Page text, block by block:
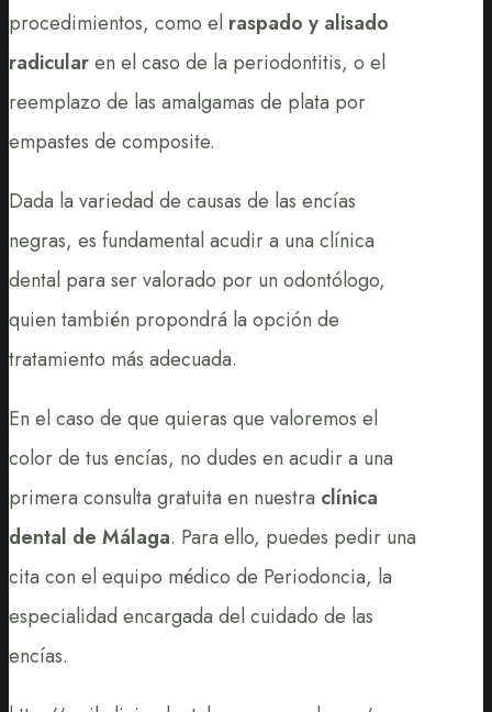
procedimientos, como el raspado y alisado
radicularen el caso de la periodontitis, o el
reemplazo de las amalgamas de plata por
empastes de composite.
Dada la variedad de causas de las encías
negras, es fundamental acudir a una clínica
dental para ser valorado por un odontólogo,
quien también propondrá la opción de
tratamiento más adecuada.
En el caso de que quieras que valoremos el
color de tus encías, no dudes en acudir a una
primera consulta gratuita en nuestra clínica
dental de Málaga. Para ello, puedes pedir una
cita con el equipo médico de Periodoncia, la
especialidad encargada del cuidado de las
encías.